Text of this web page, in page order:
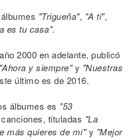
"Trigueña", "A ti",
es tu casa".
2000 en adelante, publicó
"Ahora y siempre"y "Nuestras
último es de 2016.
álbumes es "53
tituladas "La
más quieres de mí"y "Mejor